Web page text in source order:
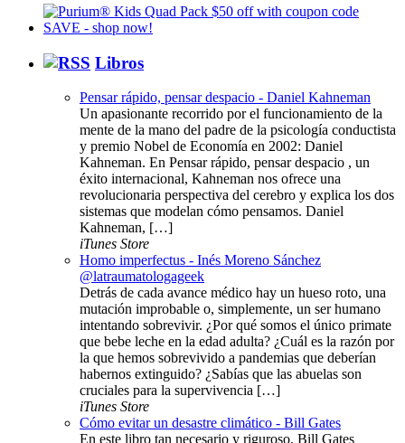
Libros
Pensar rápido, pensar despacio - Daniel Kahneman
Un apasionante recorrido por el funcionamiento de la
mente de la mano del padre de la psicología conductista
y premio Nobel de Economía en 2002: Daniel
Kahneman. En Pensar rápido, pensar despacio , un
éxito internacional, Kahneman nos ofrece una
revolucionaria perspectiva del cerebro y explica los dos
sistemas que modelan cómo pensamos. Daniel
Kahneman, […]
iTunes Store
Homo imperfectus - Inés Moreno Sánchez
@latraumatologageek
Detrás de cada avance médico hay un hueso roto, una
mutación improbable o, simplemente, un ser humano
intentando sobrevivir. ¿Por qué somos el único primate
que bebe leche en la edad adulta? ¿Cuál es la razón por
la que hemos sobrevivido a pandemias que deberían
habernos extinguido? ¿Sabías que las abuelas son
cruciales para la supervivencia […]
iTunes Store
Cómo evitar un desastre climático - Bill Gates
En este libro tan necesario y riguroso, Bill Gates